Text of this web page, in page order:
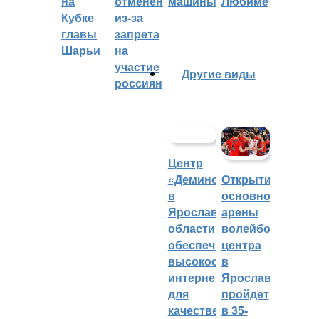
Кубке
главы
Шарьи
из-за
запрета
на
участие
россиян
Другие виды
Центр
«Демино»
в
Ярославской
области
обеспечивают
высокоскоростным
интернетом
для
качественных
Открытие
основной
арены
волейбольного
центра
в
Ярославле
пройдет
в 35-